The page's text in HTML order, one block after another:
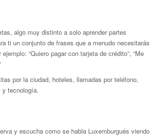
algo muy distinto a solo aprender partes
ti un conjunto de frases que a menudo necesitarás
“Quiero pagar con tarjeta de crédito”, “Me
por la ciudad, hoteles, llamadas por teléfono,
y tecnología.
y escucha como se habla Luxemburgués viendo